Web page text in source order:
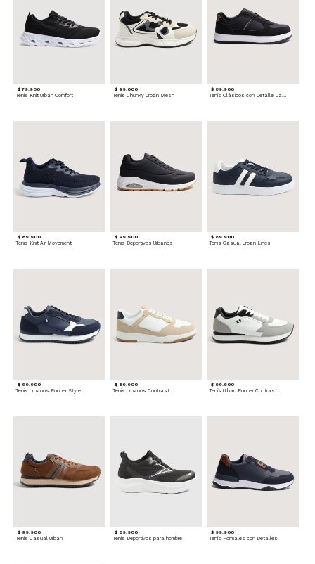
$ 79.900
Tenis Knit Urban Comfort
$ 99.000
Tenis Chunky Urban Mesh
$ 89.900
Tenis Clásicos con Detalle Lateral
$ 89.900
Tenis Knit Air Movement
$ 99.900
Tenis Deportivos Urbanos
$ 89.900
Tenis Casual Urban Lines
$ 99.900
Tenis Urbanos Runner Style
$ 89.900
Tenis Urbanos Contrast
$ 99.900
Tenis Urban Runner Contrast
$ 99.900
Tenis Casual Urban
$ 89.900
Tenis Deportivos para hombre
$ 99.900
Tenis Formales con Detalles